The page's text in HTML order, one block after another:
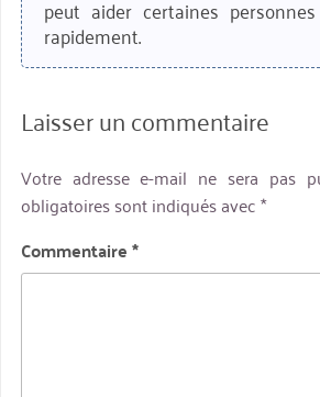
peut aider certaines
rapidement.
Laisser un commentaire
Votre adresse e-mail ne sera pas
obligatoires sont indiqués avec*
Commentaire*